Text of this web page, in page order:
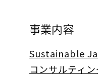
事業内容
Sustainable
コンサルティ